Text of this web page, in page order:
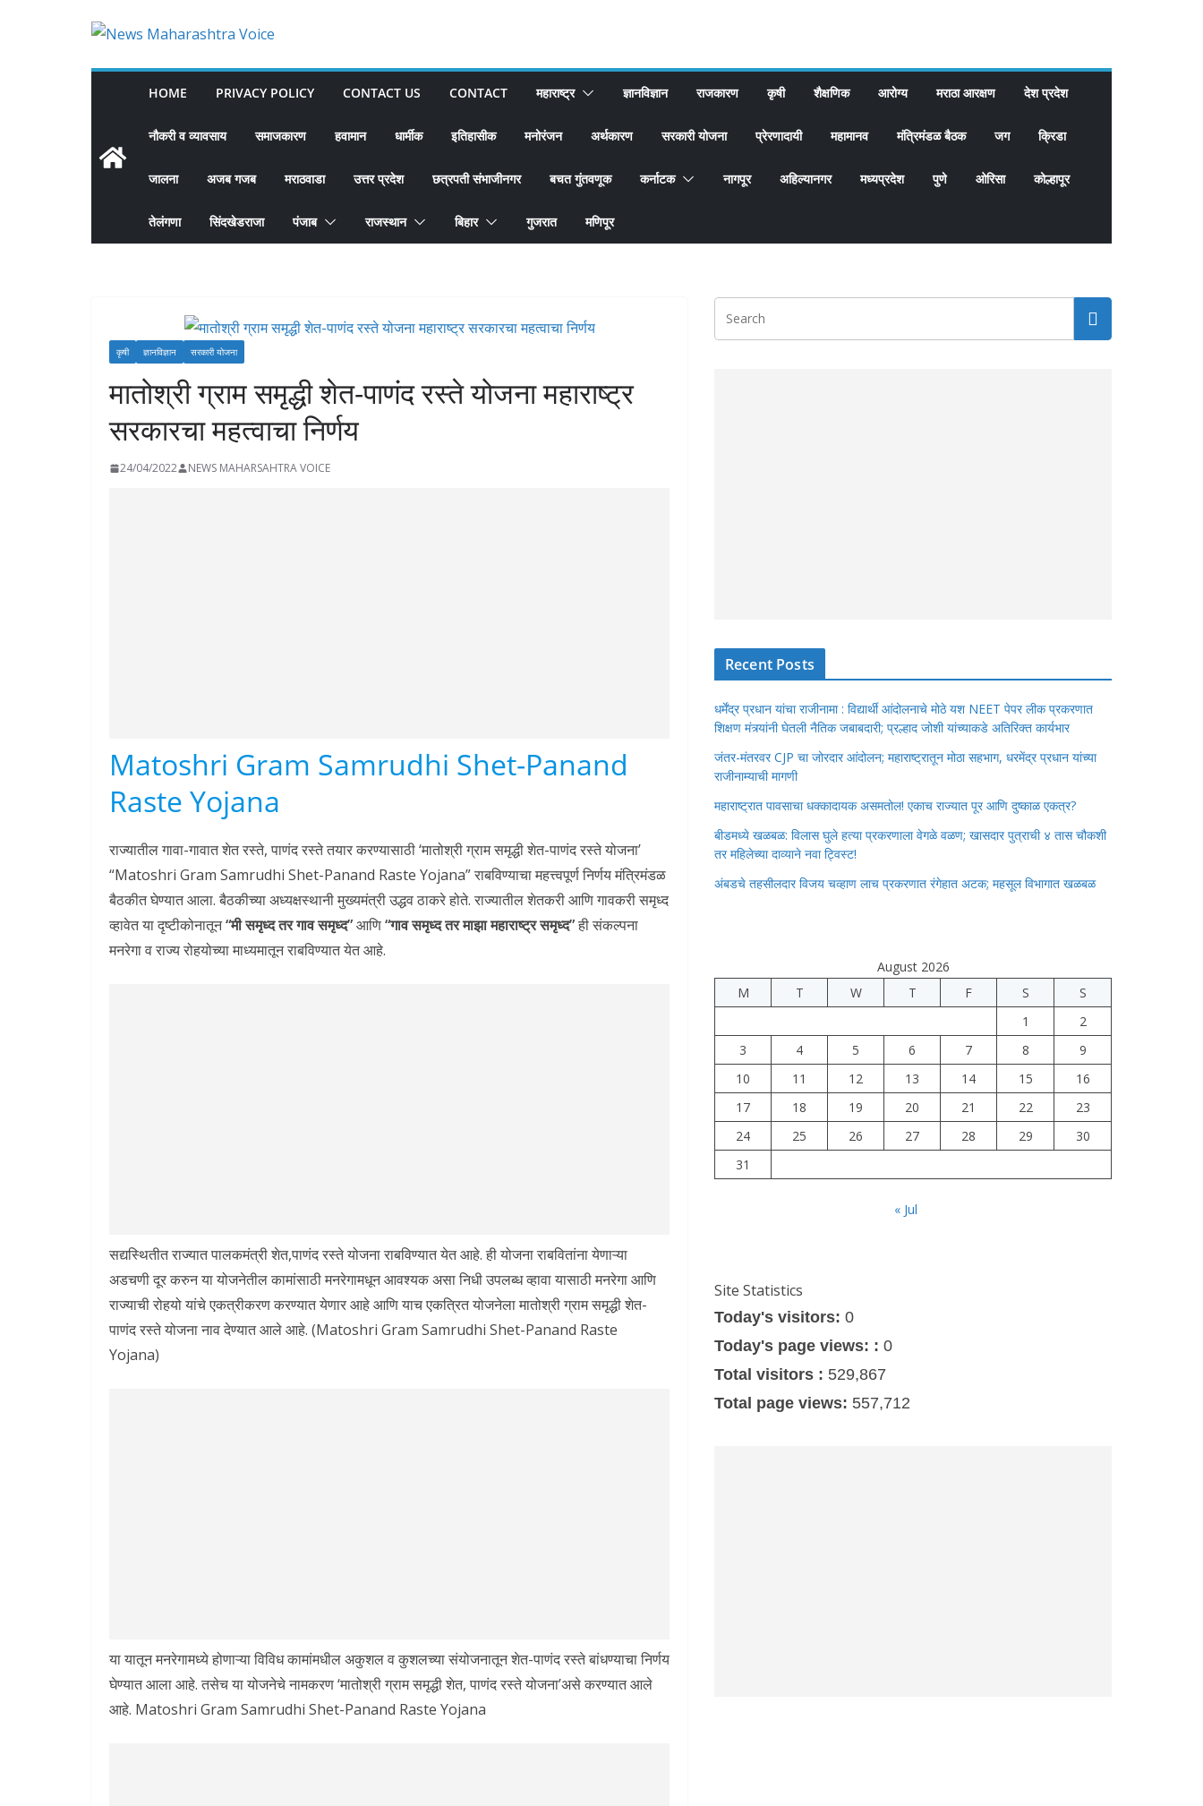
HOME PRIVACY POLICY CONTACT US CONTACT महाराष्ट्र ज्ञानविज्ञान राजकारण कृषी शैक्षणिक आरोग्य मराठा आरक्षण देश प्रदेश
नौकरी व व्यावसाय समाजकारण हवामान धार्मीक इतिहासीक मनोरंजन अर्थकारण सरकारी योजना प्रेरणादायी महामानव मंत्रिमंडळ बैठक जग क्रिडा
जालना अजब गजब मराठवाडा उत्तर प्रदेश छत्रपती संभाजीनगर बचत गुंतवणूक कर्नाटक नागपूर अहिल्यानगर मध्यप्रदेश पुणे ओरिसा कोल्हापूर
तेलंगणा सिंदखेडराजा पंजाब राजस्थान बिहार गुजरात मणिपूर
कृषी ज्ञानविज्ञान सरकारी योजना
मातोश्री ग्राम समृद्धी शेत-पाणंद रस्ते योजना महाराष्ट्र
सरकारचा महत्वाचा निर्णय
24/04/2022 NEWS MAHARSAHTRA VOICE
Matoshri Gram Samrudhi Shet-Panand
Raste Yojana
राज्यातील गावा-गावात शेत रस्ते, पाणंद रस्ते तयार करण्यासाठी ‘मातोश्री ग्राम समृद्धी शेत-पाणंद रस्ते योजना’
“Matoshri Gram Samrudhi Shet-Panand Raste Yojana” राबविण्याचा महत्त्वपूर्ण निर्णय मंत्रिमंडळ
बैठकीत घेण्यात आला. बैठकीच्या अध्यक्षस्थानी मुख्यमंत्री उद्धव ठाकरे होते. राज्यातील शेतकरी आणि गावकरी समृध्द
व्हावेत या दृष्टीकोनातून“मी समृध्द तर गाव समृध्द”आणि“गाव समृध्द तर माझा महाराष्ट्र समृध्द”ही संकल्पना
मनरेगा व राज्य रोहयोच्या माध्यमातून राबविण्यात येत आहे.
सद्यस्थितीत राज्यात पालकमंत्री शेत,पाणंद रस्ते योजना राबविण्यात येत आहे. ही योजना राबवितांना येणाऱ्या
अडचणी दूर करुन या योजनेतील कामांसाठी मनरेगामधून आवश्यक असा निधी उपलब्ध व्हावा यासाठी मनरेगा आणि
राज्याची रोहयो यांचे एकत्रीकरण करण्यात येणार आहे आणि याच एकत्रित योजनेला मातोश्री ग्राम समृद्धी शेत-
पाणंद रस्ते योजना नाव देण्यात आले आहे. (Matoshri Gram Samrudhi Shet-Panand Raste
Yojana)
या यातून मनरेगामध्ये होणाऱ्या विविध कामांमधील अकुशल व कुशलच्या संयोजनातून शेत-पाणंद रस्ते बांधण्याचा निर्णय
घेण्यात आला आहे. तसेच या योजनेचे नामकरण ‘मातोश्री ग्राम समृद्धी शेत, पाणंद रस्ते योजना’असे करण्यात आले
आहे. Matoshri Gram Samrudhi Shet-Panand Raste Yojana
Recent Posts
धर्मेंद्र प्रधान यांचा राजीनामा : विद्यार्थी आंदोलनाचे मोठे यश NEET पेपर लीक प्रकरणात
शिक्षण मंत्र्यांनी घेतली नैतिक जबाबदारी; प्रल्हाद जोशी यांच्याकडे अतिरिक्त कार्यभार
जंतर-मंतरवर CJP चा जोरदार आंदोलन; महाराष्ट्रातून मोठा सहभाग, धरमेंद्र प्रधान यांच्या
राजीनाम्याची मागणी
महाराष्ट्रात पावसाचा धक्कादायक असमतोल! एकाच राज्यात पूर आणि दुष्काळ एकत्र?
बीडमध्ये खळबळ: विलास घुले हत्या प्रकरणाला वेगळे वळण; खासदार पुत्राची ४ तास चौकशी
तर महिलेच्या दाव्याने नवा ट्विस्ट!
अंबडचे तहसीलदार विजय चव्हाण लाच प्रकरणात रंगेहात अटक; महसूल विभागात खळबळ
August 2026
M
T W T F S
S
1
2
3
4 5 6 7 8
9
10
11 12 13 14 15
16
17
18 19 20 21 22
23
24
25 26 27 28 29
30
31
« Jul
Site Statistics
Today's visitors: 0
Today's page views: : 0
Total visitors : 529,867
Total page views: 557,712